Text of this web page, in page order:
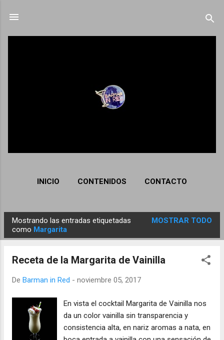
INICIO CONTENIDOS CONTACTO
n
Mostrando las entradas etiquetadas
como Margarita
MOSTRAR TODO
Receta de la Margarita de Vainilla
De Barman in Red - noviembre 05, 2017
En vista el cocktail Margarita de Vainilla nos
da un color vainilla sin transparencia y
consistencia alta, en nariz aromas a nata, en